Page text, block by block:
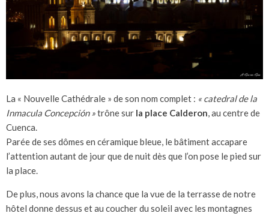
La « Nouvelle Cathédrale » de son nom complet : « catedral de la
Inmacula Concepción »trône sur la place Calderon, au centre de
Cuenca.
Parée de ses dômes en céramique bleue, le bâtiment accapare
l’attention autant de jour que de nuit dès que l’on pose le pied sur
la place.
De plus, nous avons la chance que la vue de la terrasse de notre
hôtel donne dessus et au coucher du soleil avec les montagnes